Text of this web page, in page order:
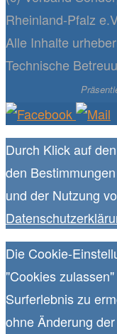
Rheinland-Pfalz
Alle Inhalte
Technische
Durch Klick auf
den
und der Nutzung
Die Cookie-
"Cookies
Surferlebnis zu
ohne Änderung